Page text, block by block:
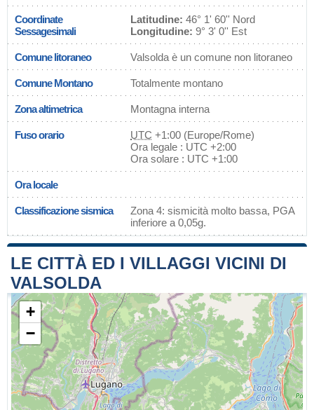
Coordinate
Sessagesimali
Latitudine: 46° 1' 60'' Nord
Longitudine: 9° 3' 0'' Est
Comune litoraneo Valsolda è un comune non litoraneo
Comune Montano Totalmente montano
Zona altimetrica Montagna interna
Fuso orario UTC +1:00 (Europe/Rome)
Ora legale : UTC +2:00
Ora solare : UTC +1:00
Ora locale
Classificazione sismica
Zona 4: sismicità molto bassa, PGA
inferiore a 0,05g.
LE CITTÀ ED I VILLAGGI VICINI DI
VALSOLDA
+
−